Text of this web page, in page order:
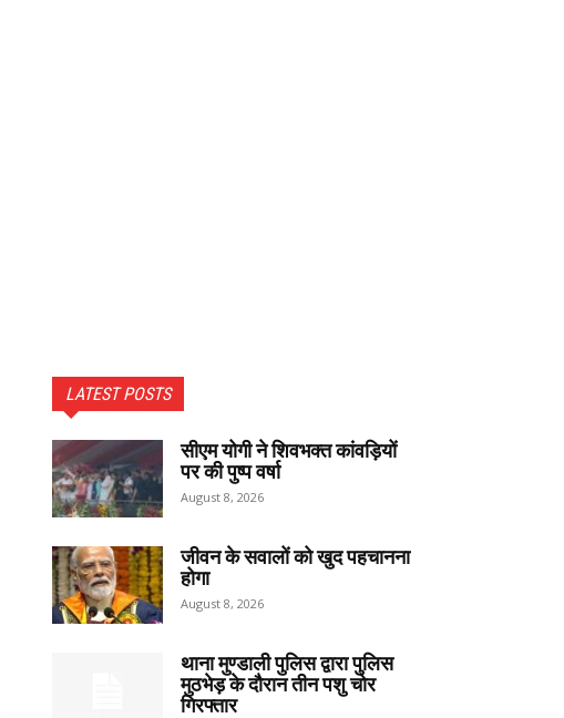
LATEST POSTS
सीएम योगी ने शिवभक्त कांवड़ियों
पर की पुष्प वर्षा
August 8, 2026
जीवन के सवालों को खुद पहचानना
होगा
August 8, 2026
थाना मुण्डाली पुलिस द्वारा पुलिस
मुठभेड़ के दौरान तीन पशु चोर
गिरफ्तार